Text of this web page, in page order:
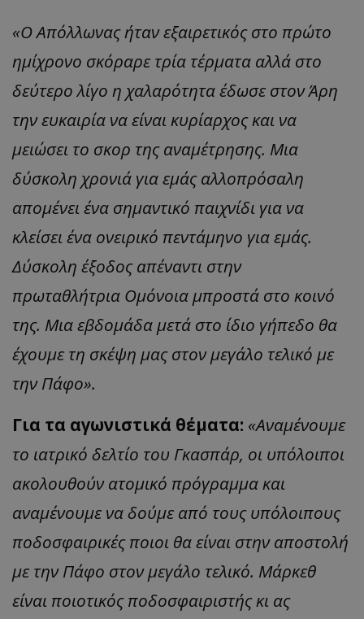
«Ο Απόλλωνας ήταν εξαιρετικός στο πρώτο
ημίχρονο σκόραρε τρία τέρματα αλλά στο
δεύτερο λίγο η χαλαρότητα έδωσε στον Άρη
την ευκαιρία να είναι κυρίαρχος και να
μειώσει το σκορ της αναμέτρησης. Μια
δύσκολη χρονιά για εμάς αλλοπρόσαλη
απομένει ένα σημαντικό παιχνίδι για να
κλείσει ένα ονειρικό πεντάμηνο για εμάς.
Δύσκολη έξοδος απέναντι στην
πρωταθλήτρια Ομόνοια μπροστά στο κοινό
της. Μια εβδομάδα μετά στο ίδιο γήπεδο θα
έχουμε τη σκέψη μας στον μεγάλο τελικό με
την Πάφο».
Για τα αγωνιστικά θέματα: «Αναμένουμε
το ιατρικό δελτίο του Γκασπάρ, οι υπόλοιποι
ακολουθούν ατομικό πρόγραμμα και
αναμένουμε να δούμε από τους υπόλοιπους
ποδοσφαιρικές ποιοι θα είναι στην αποστολή
με την Πάφο στον μεγάλο τελικό. Μάρκεθ
είναι ποιοτικός ποδοσφαιριστής κι ας